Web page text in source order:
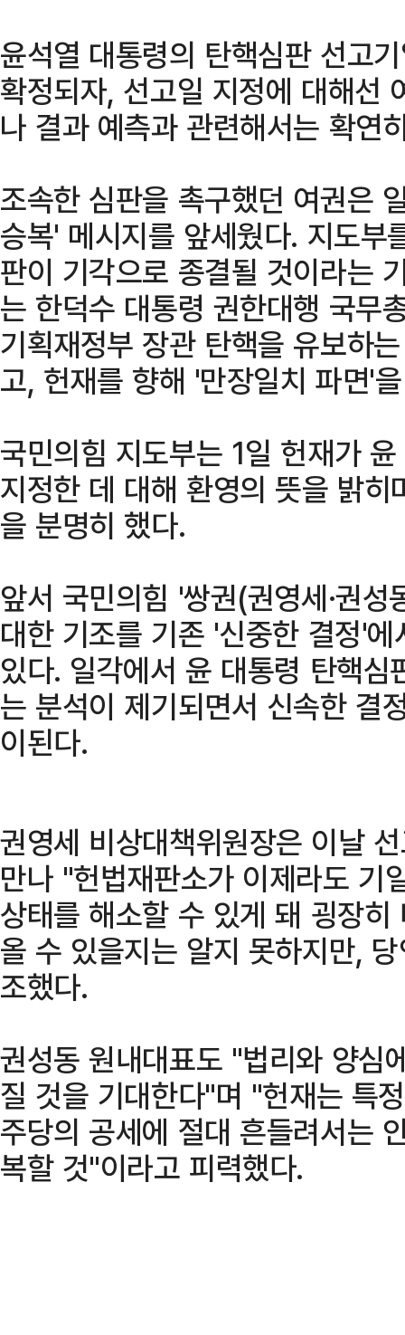
윤석열 대통령의 탄핵심판 선고
확정되자, 선고일 지정에 대해선
나 결과 예측과 관련해서는 확연
조속한 심판을 촉구했던 여권은
승복' 메시지를 앞세웠다. 지도부
판이 기각으로 종결될 것이라는
는 한덕수 대통령 권한대행 국무
기획재정부 장관 탄핵을 유보하
고, 헌재를 향해 '만장일치 파면'
국민의힘 지도부는 1일 헌재가
지정한 데 대해 환영의 뜻을 밝
을 분명히 했다.
앞서 국민의힘 '쌍권(권영세·권
대한 기조를 기존 '신중한 결정'
있다. 일각에서 윤 대통령 탄핵
는 분석이 제기되면서 신속한 결
이된다.
권영세 비상대책위원장은 이날
만나 "헌법재판소가 이제라도 기
상태를 해소할 수 있게 돼 굉장
올 수 있을지는 알지 못하지만,
조했다.
권성동 원내대표도 "법리와 양심
질 것을 기대한다"며 "헌재는 특
주당의 공세에 절대 흔들려서는
복할 것"이라고 피력했다.